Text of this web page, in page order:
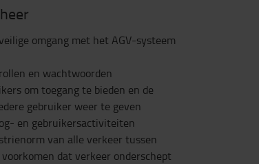
omgang met het AGV-systeem
en wachtwoorden
om toegang te bieden en de
gebruiker weer te geven
en gebruikersactiviteiten
van alle verkeer tussen
dat verkeer onderschept